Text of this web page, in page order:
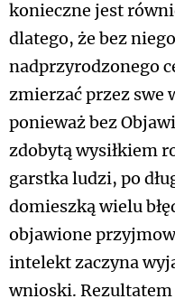
konieczne jest
dlatego, że bez
nadprzyrodzonego
zmierzać przez swe
ponieważ bez
zdobytą wysiłkiem
garstka ludzi, po
domieszką wielu
objawione
intelekt zaczyna
wnioski. Rezultatem